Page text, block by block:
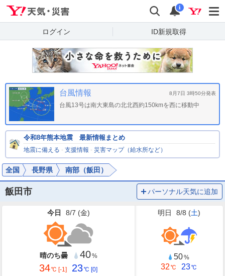
検索 通知
i
ログイン ID新規取得
台風情報 8月7日 3時50分発表
台風13号は南大東島の北北西約150kmを西に移動中
令和8年熊本地震 最新情報まとめ
地震に備える - 支援情報 - 災害マップ（給水所など）
全国 長野県 南部（飯田）
飯田市 パーソナル天気に追加
今日 8/7 (金)
晴のち曇 40%
34℃ [-1] 23℃ [0]
明日 8/8 (土)
50%
32 ℃ 23℃